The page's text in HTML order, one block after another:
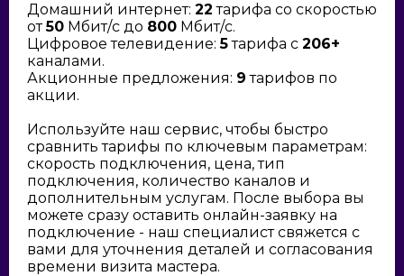
Домашний интернет: 22 тарифа со скоростью
от50 Мбит/с до 800 Мбит/с.
Цифровое телевидение:5тарифа с 206+
каналами.
Акционные предложения: 9 тарифов по
акции.
Используйте наш сервис, чтобы быстро
сравнить тарифы по ключевым параметрам:
скорость подключения, цена, тип
подключения, количество каналов и
дополнительным услугам. После выбора вы
можете сразу оставить онлайн-заявку на
подключение - наш специалист свяжется с
вами для уточнения деталей и согласования
времени визита мастера.